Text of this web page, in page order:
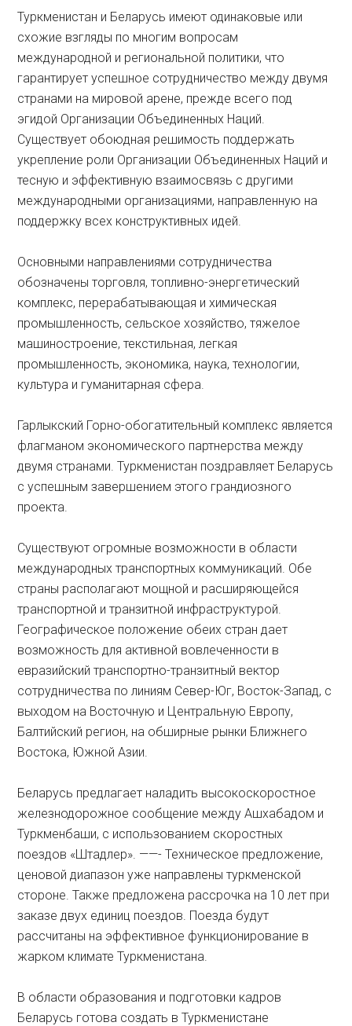
Туркменистан и Беларусь имеют одинаковые или
схожие взгляды по многим вопросам
международной и региональной политики, что
гарантирует успешное сотрудничество между двумя
странами на мировой арене, прежде всего под
эгидой Организации Объединенных Наций.
Существует обоюдная решимость поддержать
укрепление роли Организации Объединенных Наций и
тесную и эффективную взаимосвязь с другими
международными организациями, направленную на
поддержку всех конструктивных идей.
Основными направлениями сотрудничества
обозначены торговля, топливно-энергетический
комплекс, перерабатывающая и химическая
промышленность, сельское хозяйство, тяжелое
машиностроение, текстильная, легкая
промышленность, экономика, наука, технологии,
культура и гуманитарная сфера.
Гарлыкский Горно-обогатительный комплекс является
флагманом экономического партнерства между
двумя странами. Туркменистан поздравляет Беларусь
с успешным завершением этого грандиозного
проекта.
Существуют огромные возможности в области
международных транспортных коммуникаций. Обе
страны располагают мощной и расширяющейся
транспортной и транзитной инфраструктурой.
Географическое положение обеих стран дает
возможность для активной вовлеченности в
евразийский транспортно-транзитный вектор
сотрудничества по линиям Север-Юг, Восток-Запад, с
выходом на Восточную и Центральную Европу,
Балтийский регион, на обширные рынки Ближнего
Востока, Южной Азии.
Беларусь предлагает наладить высокоскоростное
железнодорожное сообщение между Ашхабадом и
Туркменбаши, с использованием скоростных
поездов «Штадлер». ——- Техническое предложение,
ценовой диапазон уже направлены туркменской
стороне. Также предложена рассрочка на 10 лет при
заказе двух единиц поездов. Поезда будут
рассчитаны на эффективное функционирование в
жарком климате Туркменистана.
В области образования и подготовки кадров
Беларусь готова создать в Туркменистане